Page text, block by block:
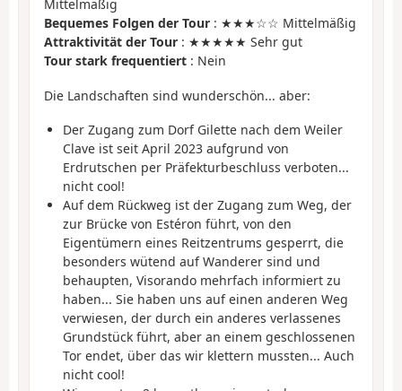
Mittelmäßig
Bequemes Folgen der Tour : ★★★☆☆ Mittelmäßig
Attraktivität der Tour : ★★★★★ Sehr gut
Tour stark frequentiert : Nein
Die Landschaften sind wunderschön... aber:
Der Zugang zum Dorf Gilette nach dem Weiler
Clave ist seit April 2023 aufgrund von
Erdrutschen per Präfekturbeschluss verboten...
nicht cool!
Auf dem Rückweg ist der Zugang zum Weg, der
zur Brücke von Estéron führt, von den
Eigentümern eines Reitzentrums gesperrt, die
besonders wütend auf Wanderer sind und
behaupten, Visorando mehrfach informiert zu
haben... Sie haben uns auf einen anderen Weg
verwiesen, der durch ein anderes verlassenes
Grundstück führt, aber an einem geschlossenen
Tor endet, über das wir klettern mussten... Auch
nicht cool!